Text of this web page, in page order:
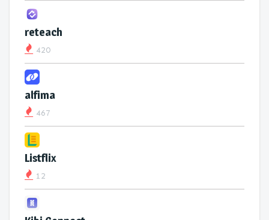
reteach
420
alfima
467
Listflix
12